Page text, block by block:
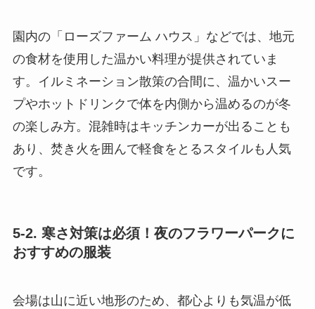
園内の「ローズファーム ハウス」などでは、地元
の食材を使用した温かい料理が提供されていま
す。イルミネーション散策の合間に、温かいスー
プやホットドリンクで体を内側から温めるのが冬
の楽しみ方。混雑時はキッチンカーが出ることも
あり、焚き火を囲んで軽食をとるスタイルも人気
です。
5-2. 寒さ対策は必須！夜のフラワーパークに
おすすめの服装
会場は山に近い地形のため、都心よりも気温が低